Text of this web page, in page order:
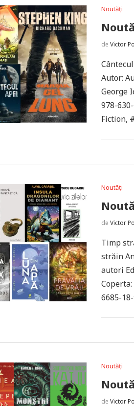
Noutăți
de Victor
Autor:
George
978-
Fiction,
Noutăți
de Victor
Timp
străin
autori
6685-
Noutăți
de Victor